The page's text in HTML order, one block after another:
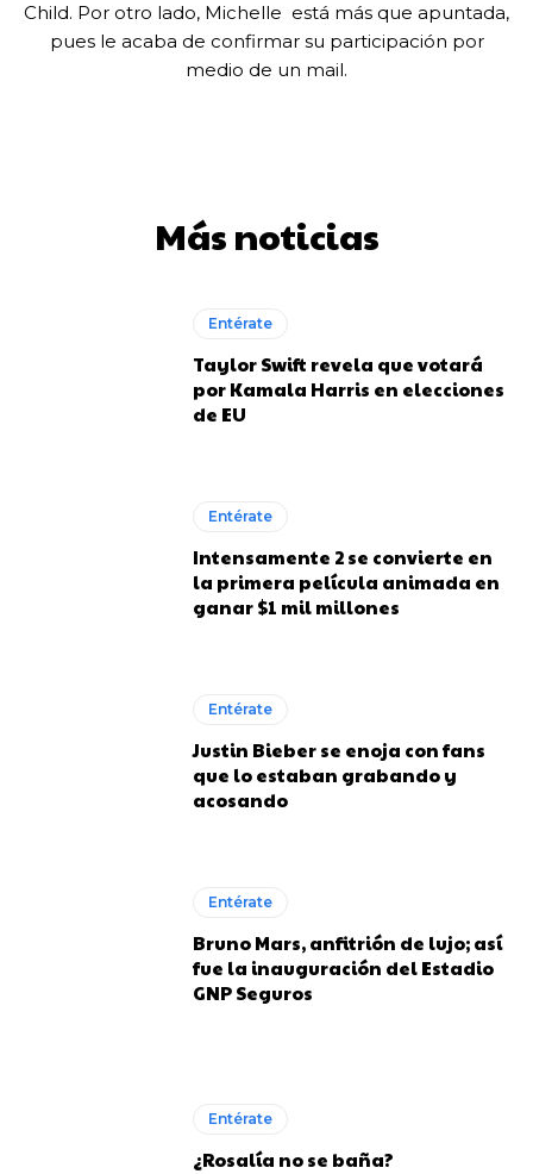
Child. Por otro lado, Michelle está más que apuntada,
pues le acaba de confirmar su participación por
medio de un mail.
Más noticias
Entérate
Taylor Swift revela que votará
por Kamala Harris en elecciones
de EU
Entérate
Intensamente 2 se convierte en
la primera película animada en
ganar $1 mil millones
Entérate
Justin Bieber se enoja con fans
que lo estaban grabando y
acosando
Entérate
Bruno Mars, anfitrión de lujo; así
fue la inauguración del Estadio
GNP Seguros
Entérate
¿Rosalía no se baña?